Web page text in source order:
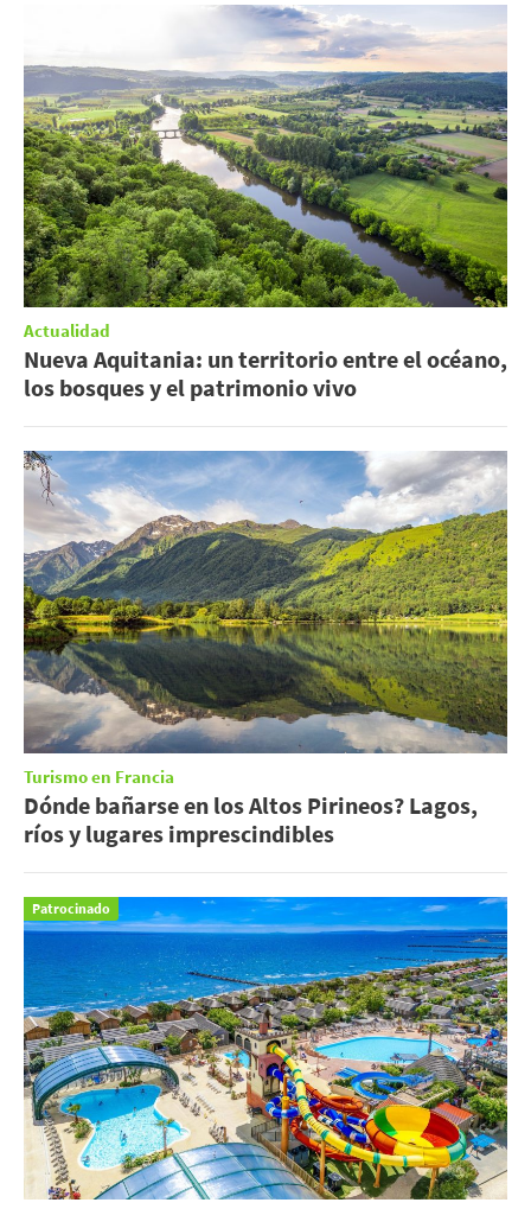
Actualidad
Nueva Aquitania: un territorio entre el océano,
los bosques y el patrimonio vivo
Turismo en Francia
Dónde bañarse en los Altos Pirineos? Lagos,
ríos y lugares imprescindibles
Patrocinado